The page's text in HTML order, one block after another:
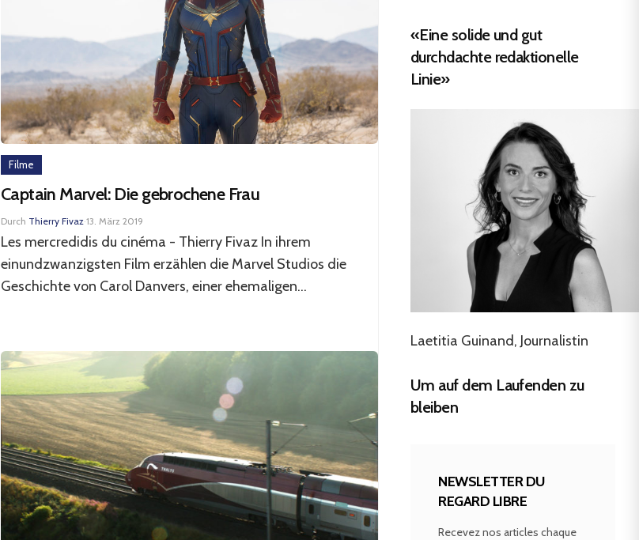
Filme
Captain Marvel: Die gebrochene Frau
Durch Thierry Fivaz·13. März 2019
Les mercredidis du cinéma - Thierry Fivaz In ihrem
einundzwanzigsten Film erzählen die Marvel Studios die
Geschichte von Carol Danvers, einer ehemaligen...
«Eine solide und gut
durchdachte redaktionelle
Linie»
Laetitia Guinand, Journalistin
Um auf dem Laufenden zu
bleiben
NEWSLETTER DU
REGARD LIBRE
Recevez nos articles chaque